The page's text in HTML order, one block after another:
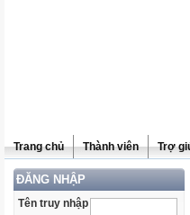
Trang chủ Thành viên Trợ
ĐĂNG NHẬP
Tên truy nhập